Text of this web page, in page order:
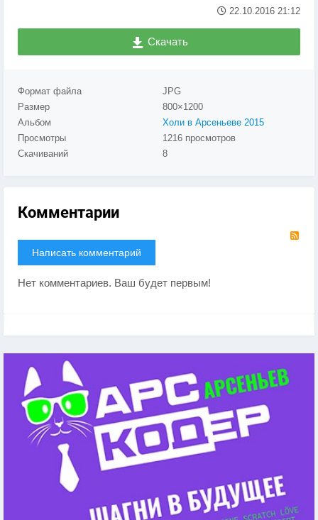
22.10.2016 21:12
Скачать
Формат файла
JPG
Размер
800×1200
Альбом
Холи в Арсеньеве 2015
Просмотры
1216 просмотров
Скачиваний
8
Комментарии
Написать комментарий
Нет комментариев. Ваш будет первым!